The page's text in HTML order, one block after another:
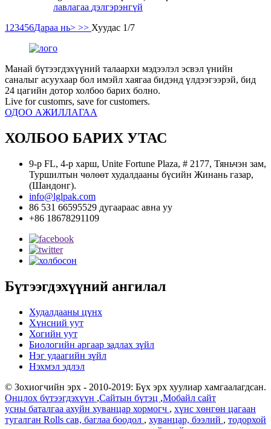
лавлагаа дэлгэрэнгүй
1 23456Дараа нь> >> Хуудас 1/7
Манай бүтээгдэхүүний талаархи мэдээлэл эсвэл үнийн
саналыг асуухаар ​​бол имэйл хаягаа бидэнд үлдээгээрэй, бид
24 цагийн дотор холбоо барих болно.
Live for customrs, save for customers.
ОДОО АЖИЛЛАГАА
ХОЛБОО БАРИХ УТАС
9-р FL, 4-р харш, Unite Fortune Plaza, # 2177, Тяньчэн зам,
Туршилтын чөлөөт худалдааны бүсийн Жинань газар,
(Шандонг).
info@lglpak.com
86 531 66595529 дугаараас авна уу
+86 18678291109
Бүтээгдэхүүний ангилал
Худалдааны цүнх
Хүнсний уут
Хогийн уут
Биологийн аргаар задлах зүйл
Нэг удаагийн зүйл
Нэхмэл эдлэл
© Зохиогчийн эрх - 2010-2019: Бүх эрх хуулиар хамгаалагдсан.
Онцлох бүтээгдэхүүн ,Сайтын бүтэц ,Мобайл сайт
усны баталгаа ахуйн хуванцар хормогч , хүнс хөнгөн цагаан
тугалган Rolls сав, баглаа боодол , хуванцар, бээлий , тодорхой